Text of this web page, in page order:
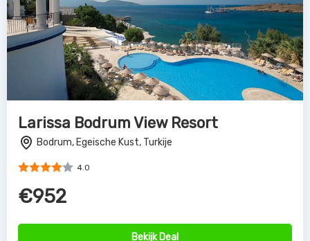
Larissa Bodrum View Resort
Bodrum, Egeische Kust, Turkije
4.0
€952
Bekijk Deal